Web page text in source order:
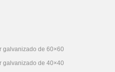
galvanizado de 60×60
galvanizado de 40×40